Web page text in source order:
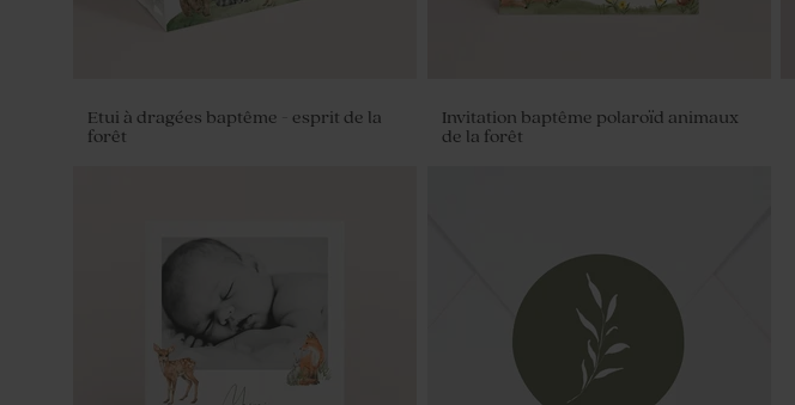
Etui à dragées baptême - esprit de la
forêt
Invitation baptême polaroïd animaux
de la forêt